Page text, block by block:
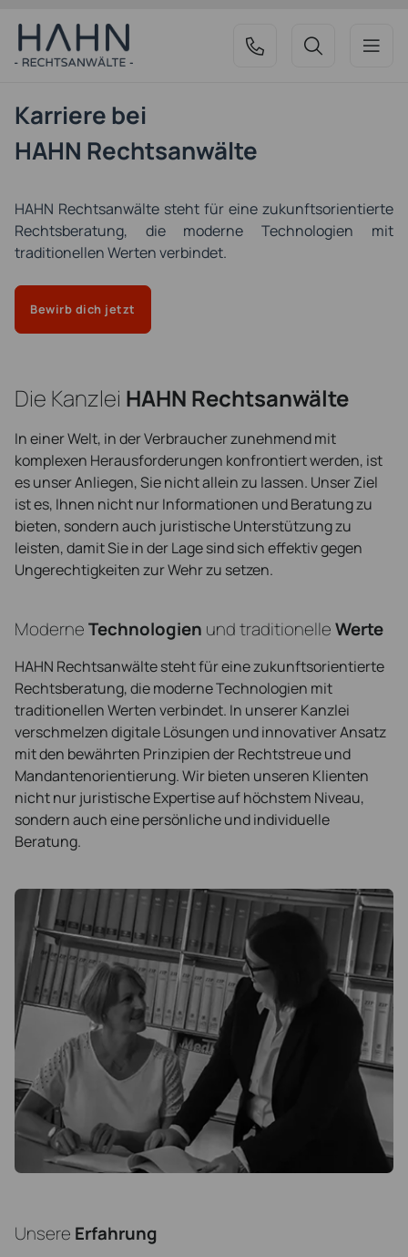
Karriere bei
HAHN Rechtsanwälte
HAHN Rechtsanwälte steht für eine zukunftsorientierte
Rechtsberatung, die moderne Technologien mit
traditionellen Werten verbindet.
Bewirb dich jetzt
Die Kanzlei HAHN Rechtsanwälte
In einer Welt, in der Verbraucher zunehmend mit
komplexen Herausforderungen konfrontiert werden, ist
es unser Anliegen, Sie nicht allein zu lassen. Unser Ziel
ist es, Ihnen nicht nur Informationen und Beratung zu
bieten, sondern auch juristische Unterstützung zu
leisten, damit Sie in der Lage sind sich effektiv gegen
Ungerechtigkeiten zur Wehr zu setzen.
ModerneTechnologien und traditionelleWerte
HAHN Rechtsanwälte steht für eine zukunftsorientierte
Rechtsberatung, die moderne Technologien mit
traditionellen Werten verbindet. In unserer Kanzlei
verschmelzen digitale Lösungen und innovativer Ansatz
mit den bewährten Prinzipien der Rechtstreue und
Mandantenorientierung. Wir bieten unseren Klienten
nicht nur juristische Expertise auf höchstem Niveau,
sondern auch eine persönliche und individuelle
Beratung.
Unsere Erfahrung